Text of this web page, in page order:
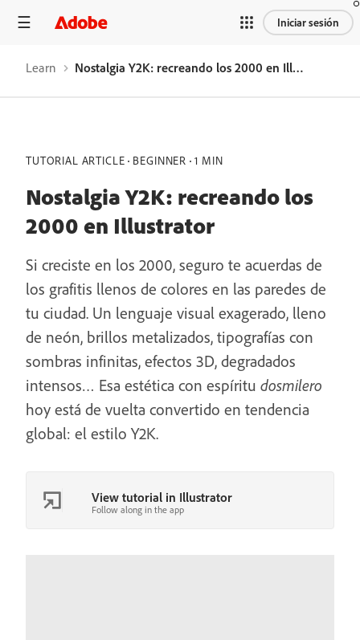
Iniciar sesión
Learn Nostalgia Y2K: recreando los 2000 en Illustrator
TUTORIAL ARTICLE BEGINNER 1 MIN
Nostalgia Y2K: recreando los
2000 en Illustrator
Si creciste en los 2000, seguro te acuerdas de
los grafitis llenos de colores en las paredes de
tu ciudad. Un lenguaje visual exagerado, lleno
de neón, brillos metalizados, tipografías con
sombras infinitas, efectos 3D, degradados
intensos… Esa estética con espíritu dosmilero
hoy está de vuelta convertido en tendencia
global: el estilo Y2K.
View tutorial in Illustrator
Follow along in the app